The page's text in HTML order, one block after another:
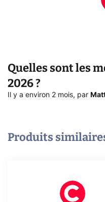
Quelles sont les
2026 ?
Il y a environ 2 mois, par
Produits